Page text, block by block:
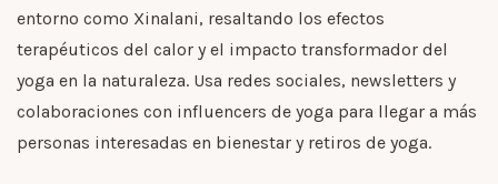
entorno como Xinalani, resaltando los efectos
terapéuticos del calor y el impacto transformador del
yoga en la naturaleza. Usa redes sociales, newsletters y
colaboraciones con influencers de yoga para llegar a más
personas interesadas en bienestar y retiros de yoga.